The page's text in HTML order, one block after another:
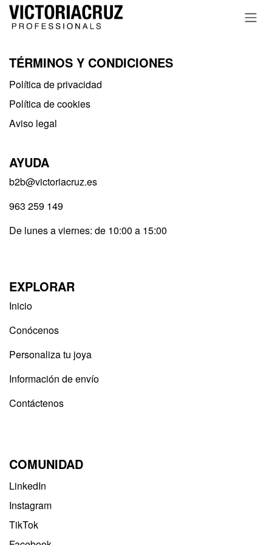
Ir al contenido
TÉRMINOS Y CONDICIONES
Política de privacidad​
Política de cookies
Aviso legal
AYUDA
b2b@victoriacruz.es
963 259 149
De lunes a viernes: de 10:00 a 15:00
EXPLORAR
Inicio
Conócenos
Personaliza tu joya
Información de envío
Contáctenos
COMUNIDAD
LinkedIn
Instagram
TikTok